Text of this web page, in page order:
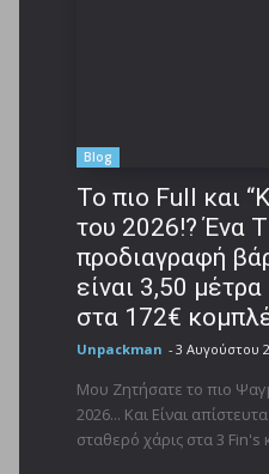
Blog
To πιο Full και
του 2026!? Ένα
προδιαγραφή
είναι 3,50 μέτρα
στα 172€
Unpackman - 3 Αυγούστου
Μου Ζητήσατε το πιο
2026... Και Είναι
σταθερό χάρις στα 3 Fin's